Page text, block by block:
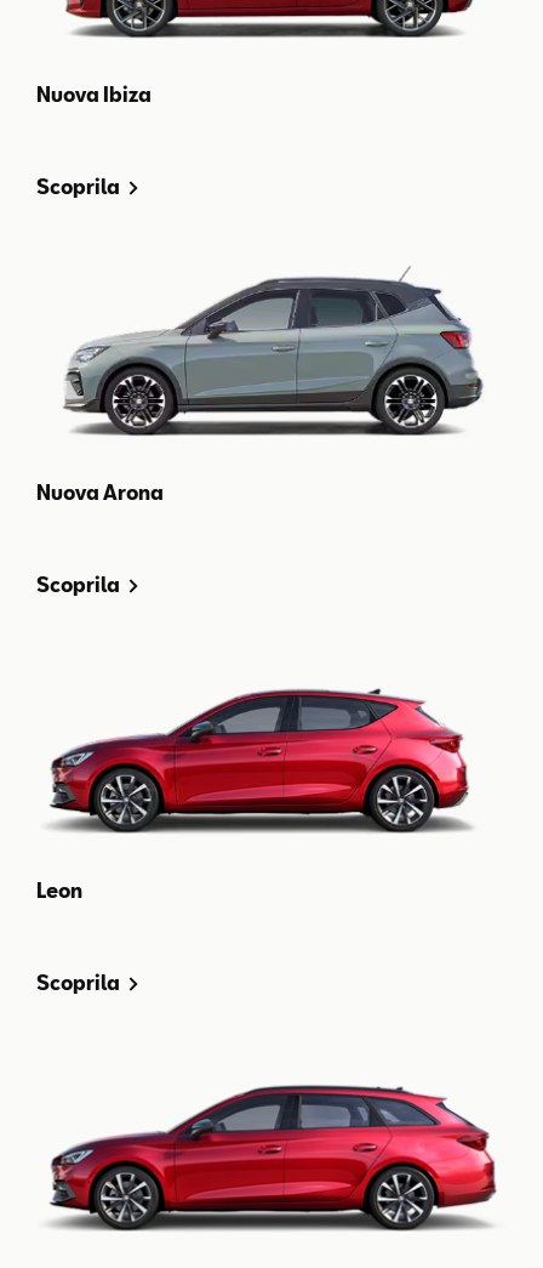
Nuova Ibiza
Scoprila
Nuova Arona
Scoprila
Leon
Scoprila